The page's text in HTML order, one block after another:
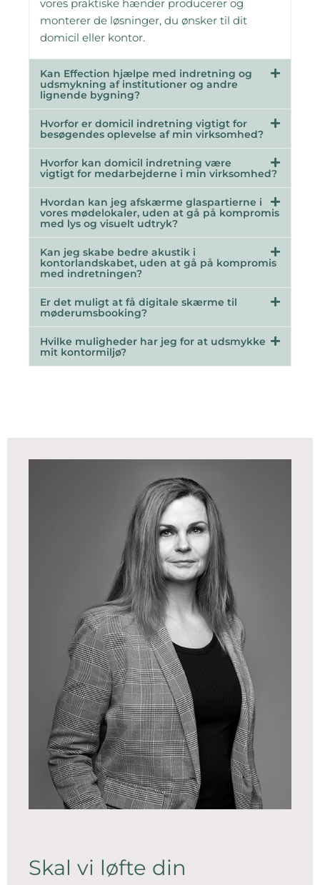
vores praktiske hænder producerer og
monterer de løsninger, du ønsker til dit
domicil eller kontor.
Kan Effection hjælpe med indretning og
udsmykning af institutioner og andre
lignende bygning?
Hvorfor er domicil indretning vigtigt for
besøgendes oplevelse af min virksomhed?
Hvorfor kan domicil indretning være
vigtigt for medarbejderne i min virksomhed?
Hvordan kan jeg afskærme glaspartierne i
vores mødelokaler, uden at gå på kompromis
med lys og visuelt udtryk?
Kan jeg skabe bedre akustik i
kontorlandskabet, uden at gå på kompromis
med indretningen?
Er det muligt at få digitale skærme til
møderumsbooking?
Hvilke muligheder har jeg for at udsmykke
mit kontormiljø?
Skal vi løfte din